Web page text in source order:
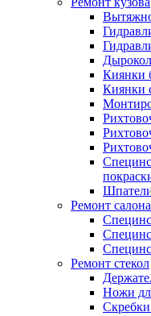
Киянки
Киянки
Ремонт салона
Ремонт стекол
Ножи